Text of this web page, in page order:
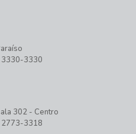
3330-3330
302 - Centro
2773-3318